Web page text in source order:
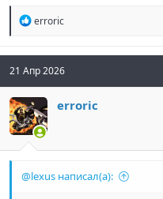
Р
к
ц
и
:
erroric
21 Апр 2026
erroric
@lexus написал(а):